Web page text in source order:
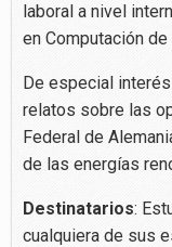
laboral a nivel
en Computación
De especial
relatos sobre las
Federal de
de las energías
Destinatarios:
cualquiera de sus